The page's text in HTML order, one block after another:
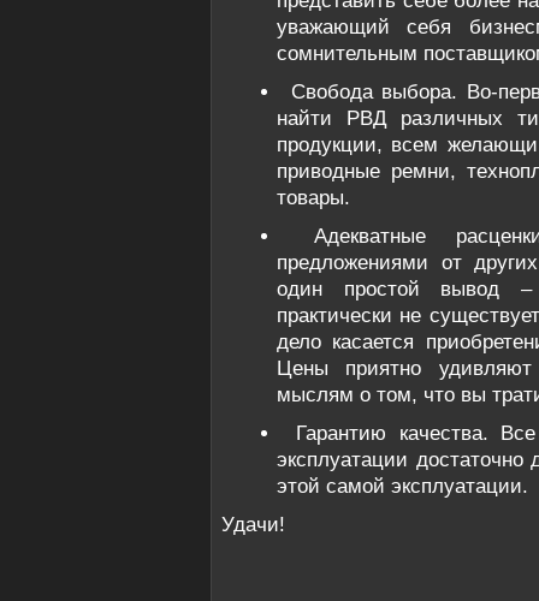
уважающий себя
сомнительным
Свобода выбора. Во-
найти РВД различных
продукции, всем
приводные ремни,
товары.
Адекватные
предложениями от
один простой вывод –
практически не
дело касается
Цены приятно
мыслям о том, что вы
Гарантию качества.
эксплуатации
этой самой эксплуатации.
Удачи!